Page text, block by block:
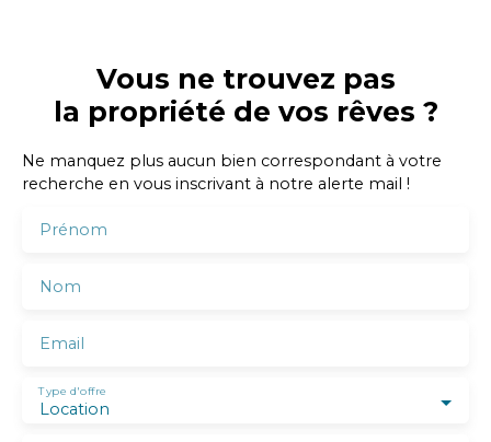
Vous ne trouvez pas
la propriété de vos rêves ?
Ne manquez plus aucun bien correspondant à votre
recherche en vous inscrivant à notre alerte mail !
Prénom
Nom
Email
Location
Type d'offre